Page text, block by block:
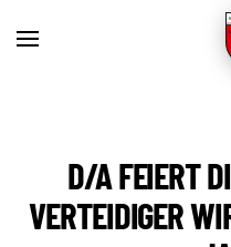
D/A FEIERT
VERTEIDIGER